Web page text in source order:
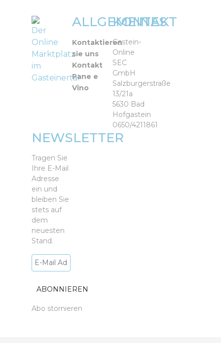
Der
Online
Marktplatz
im
Gasteinertal
ALLGEMEINES
Kontaktieren
sie uns
Kontakt
Pane e
Vino
KONTAKT
Gastein-
Online
SEC
GmbH
Salzburgerstraße
13/21a
5630 Bad
Hofgastein
0650/4211861
NEWSLETTER
Tragen Sie
Ihre E-Mail
Adresse
ein und
bleiben Sie
stets auf
dem
neuesten
Stand.
Abo stornieren